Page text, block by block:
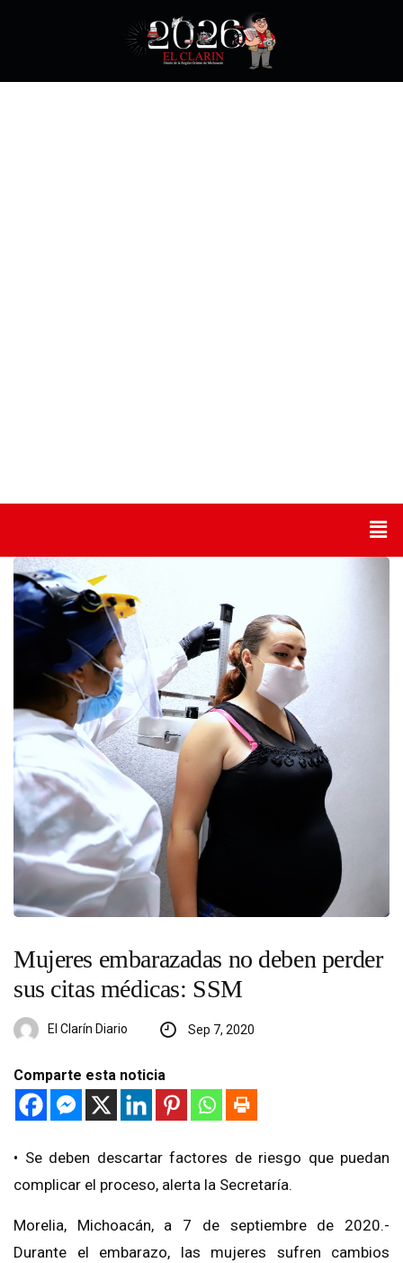
Mujeres embarazadas no deben perder
sus citas médicas: SSM
El Clarín Diario Sep 7, 2020
Comparte esta noticia
• Se deben descartar factores de riesgo que puedan
complicar el proceso, alerta la Secretaría.
Morelia, Michoacán, a 7 de septiembre de 2020.-
Durante el embarazo, las mujeres sufren cambios